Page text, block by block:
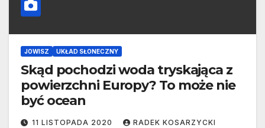
JOWISZ UKŁAD SŁONECZNY
Skąd pochodzi woda tryskająca z
powierzchni Europy? To może nie
być ocean
11 LISTOPADA 2020 RADEK KOSARZYCKI